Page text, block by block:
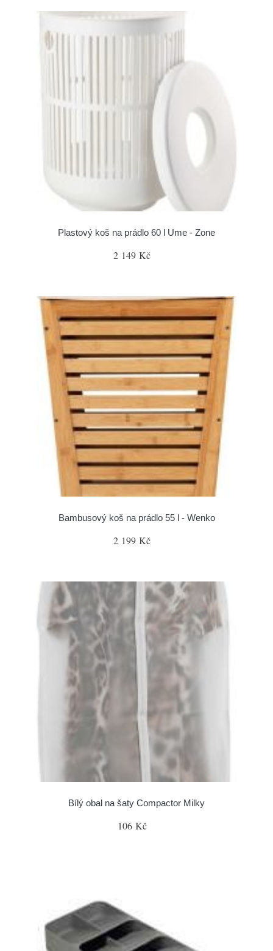
Plastový koš na prádlo 60 l Ume - Zone
2 149 Kč
Bambusový koš na prádlo 55 l - Wenko
2 199 Kč
Bílý obal na šaty Compactor Milky
106 Kč